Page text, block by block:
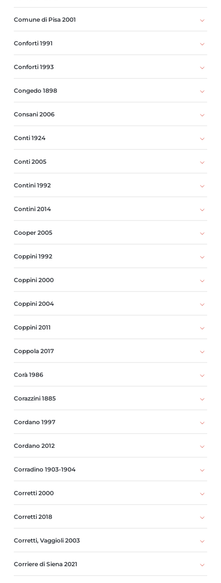
Comune di Pisa 2001
Conforti 1991
Conforti 1993
Congedo 1898
Consani 2006
Conti 1924
Conti 2005
Contini 1992
Contini 2014
Cooper 2005
Coppini 1992
Coppini 2000
Coppini 2004
Coppini 2011
Coppola 2017
Corà 1986
Corazzini 1885
Cordano 1997
Cordano 2012
Corradino 1903-1904
Corretti 2000
Corretti 2018
Corretti, Vaggioli 2003
Corriere di Siena 2021